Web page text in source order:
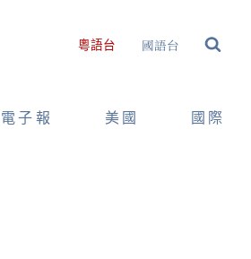
粵語台 國語台
電子報 美國 國際